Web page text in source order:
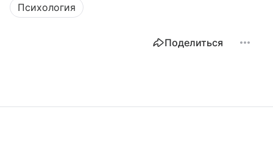
Психология
Поделиться